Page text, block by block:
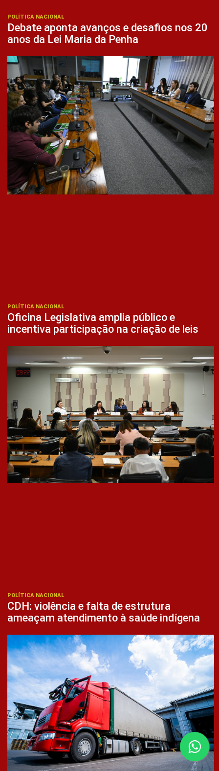
POLÍTICA NACIONAL
Debate aponta avanços e desafios nos 20
anos da Lei Maria da Penha
POLÍTICA NACIONAL
Oficina Legislativa amplia público e
incentiva participação na criação de leis
POLÍTICA NACIONAL
CDH: violência e falta de estrutura
ameaçam atendimento à saúde indígena